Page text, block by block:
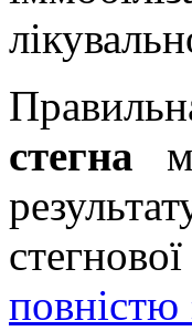
стегна
повністю